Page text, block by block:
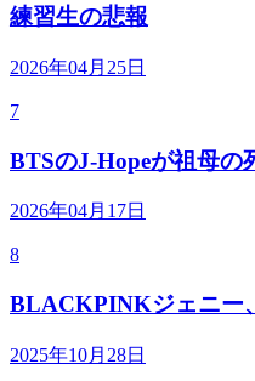
練習生の悲報
2026年04月25日
7
BTSのJ-Hopeが祖母の
2026年04月17日
8
BLACKPINKジェニー
2025年10月28日